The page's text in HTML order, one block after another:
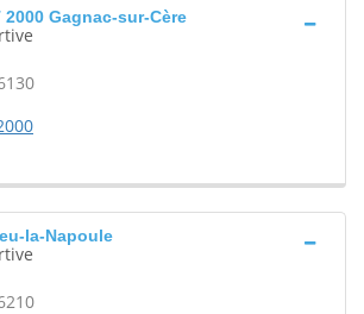
2000 Gagnac-sur-Cère
la-Napoule